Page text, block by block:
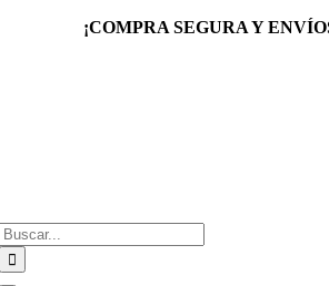
¡COMPRA SEGURA Y